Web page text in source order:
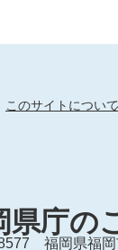
このサイトについて
県庁の
福岡県福